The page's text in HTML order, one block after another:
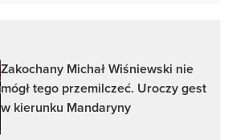
Zakochany Michał Wiśniewski nie
mógł tego przemilczeć. Uroczy gest
w kierunku Mandaryny